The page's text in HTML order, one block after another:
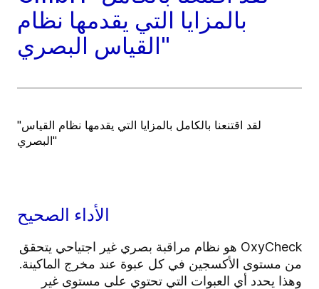
بالمزايا التي يقدمها نظام
القياس البصري"
"لقد اقتنعنا بالكامل بالمزايا التي يقدمها نظام القياس
البصري"
الأداء الصحيح
OxyCheck هو نظام مراقبة بصري غير اجتياحي يتحقق
من مستوى الأكسجين في كل عبوة عند مخرج الماكينة.
وهذا يحدد أي العبوات التي تحتوي على مستوى غير